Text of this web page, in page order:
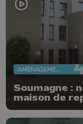
AMÉNAGEMENT DU TERRITOIRE
Soumagne :
maison de
inondations